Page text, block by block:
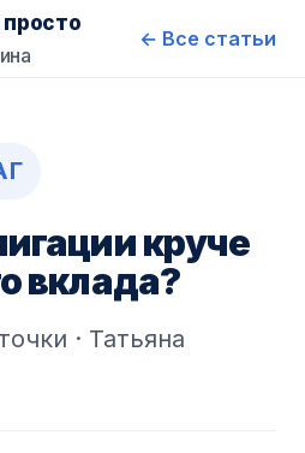
← Все статьи
круче
вклада?
· Татьяна